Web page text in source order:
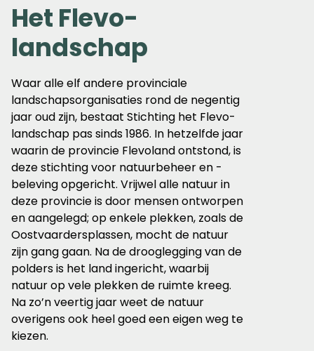
Het Flevo-
landschap
Waar alle elf andere provinciale
landschapsorganisaties rond de negentig
jaar oud zijn, bestaat Stichting het Flevo-
landschap pas sinds 1986. In hetzelfde jaar
waarin de provincie Flevoland ontstond, is
deze stichting voor natuurbeheer en -
beleving opgericht. Vrijwel alle natuur in
deze provincie is door mensen ontworpen
en aangelegd; op enkele plekken, zoals de
Oostvaardersplassen, mocht de natuur
zijn gang gaan. Na de drooglegging van de
polders is het land ingericht, waarbij
natuur op vele plekken de ruimte kreeg.
Na zo’n veertig jaar weet de natuur
overigens ook heel goed een eigen weg te
kiezen.